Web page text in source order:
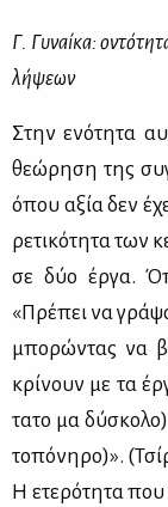
Γ. Γυ­ναί­κα:
λή­ψε­ων
Στην ενό­τη­τα
θε­ώ­ρη­ση της
όπου αξία δεν
ρε­τι­κό­τη­τα των
σε δύο έρ­γα.
«Πρέ­πει να
μπο­ρώ­ντας να
κρί­νουν με τα
τα­το μα
το­πό­νη­ρο)».
Η ετε­ρό­τη­τα